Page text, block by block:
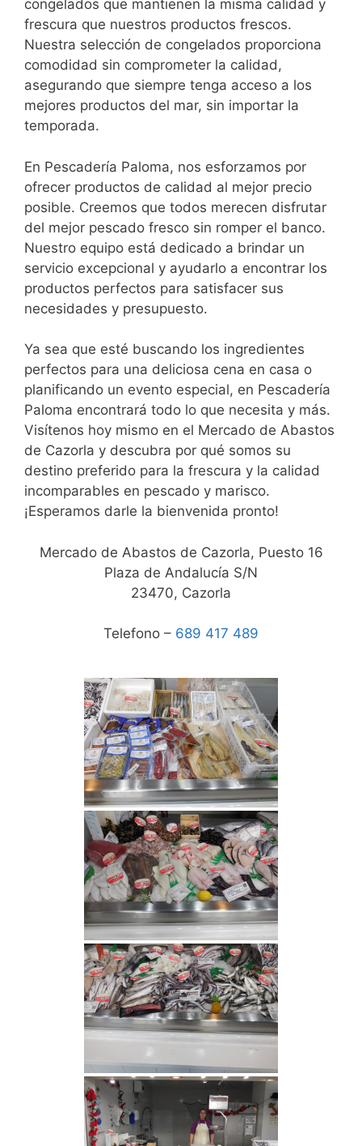
congelados que mantienen la misma calidad y
frescura que nuestros productos frescos.
Nuestra selección de congelados proporciona
comodidad sin comprometer la calidad,
asegurando que siempre tenga acceso a los
mejores productos del mar, sin importar la
temporada.
En Pescadería Paloma, nos esforzamos por
ofrecer productos de calidad al mejor precio
posible. Creemos que todos merecen disfrutar
del mejor pescado fresco sin romper el banco.
Nuestro equipo está dedicado a brindar un
servicio excepcional y ayudarlo a encontrar los
productos perfectos para satisfacer sus
necesidades y presupuesto.
Ya sea que esté buscando los ingredientes
perfectos para una deliciosa cena en casa o
planificando un evento especial, en Pescadería
Paloma encontrará todo lo que necesita y más.
Visítenos hoy mismo en el Mercado de Abastos
de Cazorla y descubra por qué somos su
destino preferido para la frescura y la calidad
incomparables en pescado y marisco.
¡Esperamos darle la bienvenida pronto!
Mercado de Abastos de Cazorla, Puesto 16
Plaza de Andalucía S/N
23470, Cazorla
Telefono – 689 417 489